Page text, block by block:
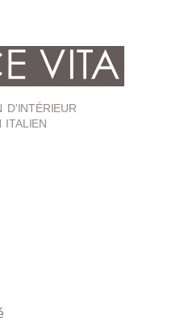
D'INTÉRIEUR
ITALIEN